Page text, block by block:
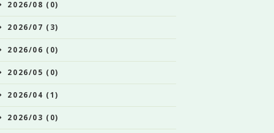
2026/08 (0)
2026/07 (3)
2026/06 (0)
2026/05 (0)
2026/04 (1)
2026/03 (0)